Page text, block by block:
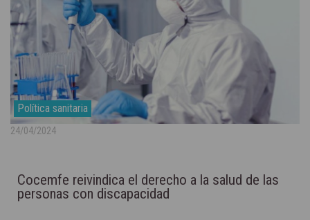
Política sanitaria
24/04/2024
Cocemfe reivindica el derecho a la salud de las
personas con discapacidad